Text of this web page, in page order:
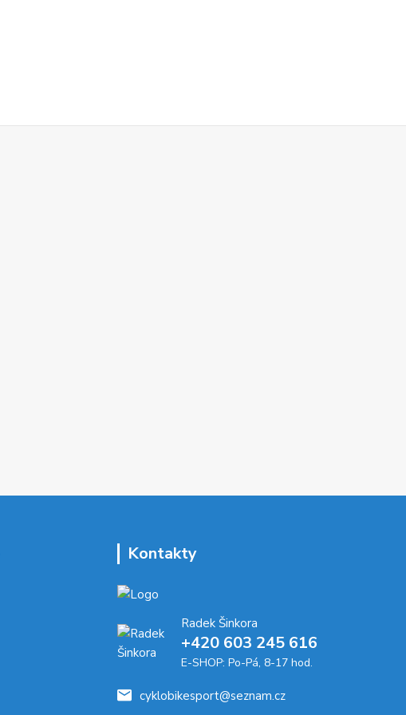
Kontakty
Radek Šinkora
+‭420 603 245 616‬
E-SHOP: Po-Pá, 8-17 hod.
cyklobikesport@seznam.cz